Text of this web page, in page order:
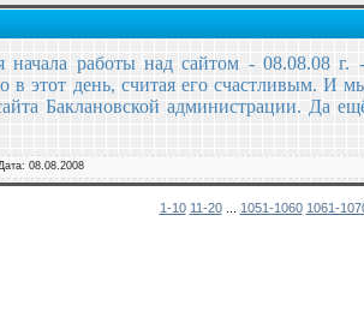
начала работы над сайтом - 08.08.08
в этот день, считая его счастливым. И
Баклановской администрации. Да
08.08.2008
1-10 11-20 1051-1060 1061-